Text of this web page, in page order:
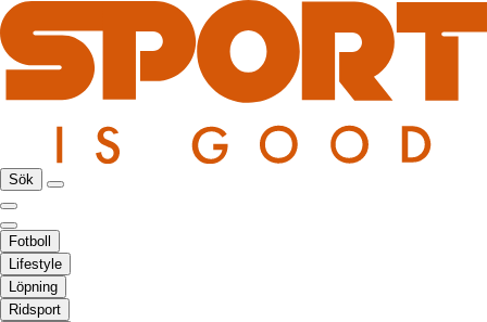
Sök
Fotboll
Lifestyle
Löpning
Ridsport